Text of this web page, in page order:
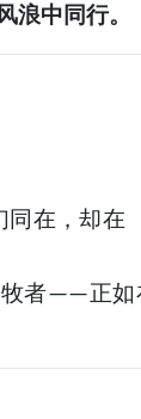
浪中同行。
同在，却在
者——正